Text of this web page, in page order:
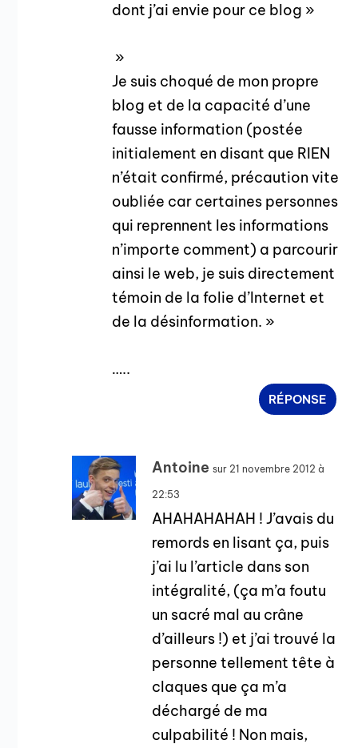
dont j’ai envie pour ce blog »
»
Je suis choqué de mon propre
blog et de la capacité d’une
fausse information (postée
initialement en disant que RIEN
n’était confirmé, précaution vite
oubliée car certaines personnes
qui reprennent les informations
n’importe comment) a parcourir
ainsi le web, je suis directement
témoin de la folie d’Internet et
de la désinformation. »
…..
RÉPONSE
Antoine sur 21 novembre 2012 à
22:53
AHAHAHAHAH ! J’avais du
remords en lisant ça, puis
j’ai lu l’article dans son
intégralité, (ça m’a foutu
un sacré mal au crâne
d’ailleurs !) et j’ai trouvé la
personne tellement tête à
claques que ça m’a
déchargé de ma
culpabilité ! Non mais,